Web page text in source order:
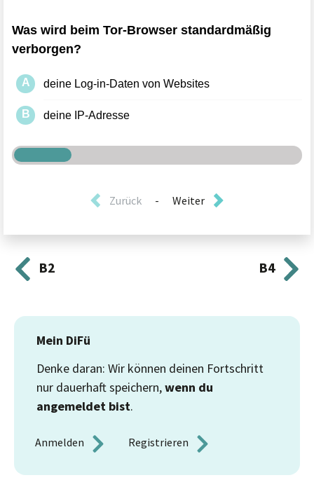
Zurück - Weiter
B2 B4
Mein DiFü
Denke daran: Wir können deinen Fortschritt
nur dauerhaft speichern,wenn du
angemeldet bist.
Anmelden Registrieren